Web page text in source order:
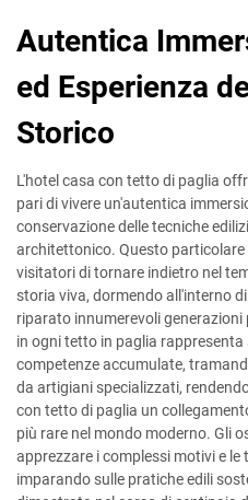
Autentica
ed Esperienza
Storico
L'hotel casa con tetto di paglia
pari di vivere un'autentica
conservazione delle tecniche
architettonico. Questo
visitatori di tornare indietro nel
storia viva, dormendo all'interno
riparato innumerevoli
in ogni tetto in paglia rappresenta
competenze accumulate,
da artigiani specializzati,
con tetto di paglia un
più rare nel mondo moderno. Gli
apprezzare i complessi motivi e
imparando sulle pratiche edili